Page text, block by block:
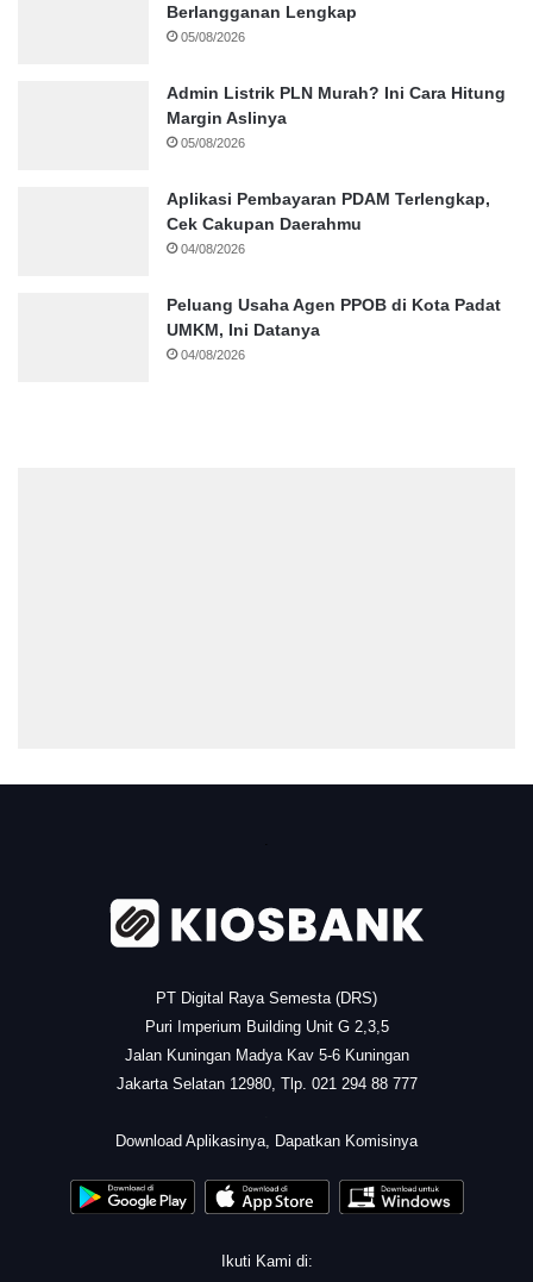
Berlangganan Lengkap
05/08/2026
Admin Listrik PLN Murah? Ini Cara Hitung
Margin Aslinya
05/08/2026
Aplikasi Pembayaran PDAM Terlengkap,
Cek Cakupan Daerahmu
04/08/2026
Peluang Usaha Agen PPOB di Kota Padat
UMKM, Ini Datanya
04/08/2026
PT Digital Raya Semesta (DRS)
Puri Imperium Building Unit G 2,3,5
Jalan Kuningan Madya Kav 5-6 Kuningan
Jakarta Selatan 12980, Tlp. 021 294 88 777
Download Aplikasinya, Dapatkan Komisinya
Ikuti Kami di: